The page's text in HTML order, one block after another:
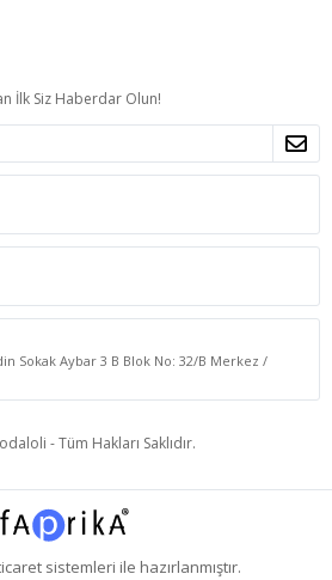
İlk Siz Haberdar Olun!
Sokak Aybar 3 B Blok No: 32/B Merkez /
- Tüm Hakları Saklıdır.
sistemleri ile hazırlanmıştır.